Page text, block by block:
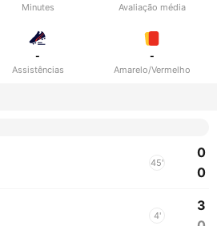
Minutes Avaliação média
-
Assistências
-
Amarelo/Vermelho
45'
0
0
4'
3